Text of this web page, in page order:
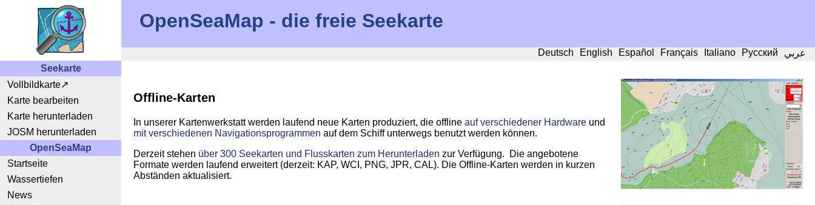
OpenSeaMap - die freie Seekarte
Deutsch English Español Français Italiano Русский
عربي
Seekarte
Vollbildkarte
Karte bearbeiten
Karte herunterladen
JOSM herunterladen
OpenSeaMap
Startseite
Wassertiefen
News
Offline-Karten
In unserer Kartenwerkstatt werden laufend neue Karten produziert, die offline auf verschiedener Hardware und
mit verschiedenen Navigationsprogrammen auf dem Schiff unterwegs benutzt werden können.
Derzeit stehen über 300 Seekarten und Flusskarten zum Herunterladen zur Verfügung. Die angebotene
Formate werden laufend erweitert (derzeit: KAP, WCI, PNG, JPR, CAL). Die Offline-Karten werden in kurzen
Abständen aktualisiert.